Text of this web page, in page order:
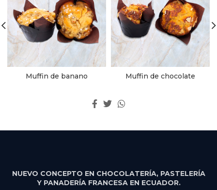
Muffin de banano Muffin de chocolate
NUEVO CONCEPTO EN CHOCOLATERÍA, PASTELERÍA
Y PANADERÍA FRANCESA EN ECUADOR.